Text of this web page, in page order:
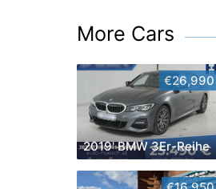
More Cars
€26,990
2019' BMW 3Er-Reihe